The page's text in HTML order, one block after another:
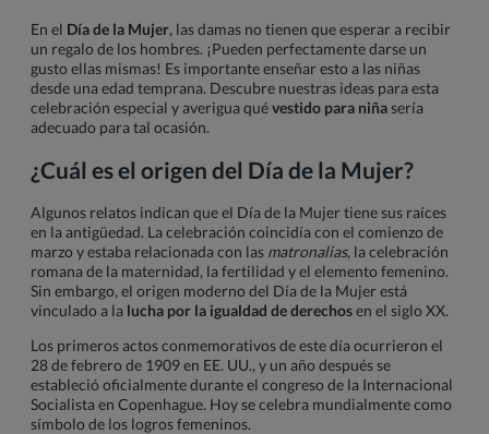
En el Día de la Mujer, las damas no tienen que esperar a recibir
un regalo de los hombres. ¡Pueden perfectamente darse un
gusto ellas mismas! Es importante enseñar esto a las niñas
desde una edad temprana. Descubre nuestras ideas para esta
celebración especial y averigua quévestido para niñasería
adecuado para tal ocasión.
¿Cuál es el origen del Día de la Mujer?
Algunos relatos indican que el Día de la Mujer tiene sus raíces
en la antigüedad. La celebración coincidía con el comienzo de
marzo y estaba relacionada con las matronalias, la celebración
romana de la maternidad, la fertilidad y el elemento femenino.
Sin embargo, el origen moderno del Día de la Mujer está
vinculado a la lucha por la igualdad de derechosen el siglo XX.
Los primeros actos conmemorativos de este día ocurrieron el
28 de febrero de 1909 en EE. UU., y un año después se
estableció oficialmente durante el congreso de la Internacional
Socialista en Copenhague. Hoy se celebra mundialmente como
símbolo de los logros femeninos.